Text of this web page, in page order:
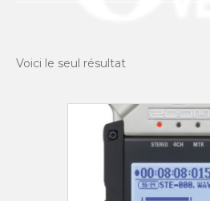
Voici le seul résultat